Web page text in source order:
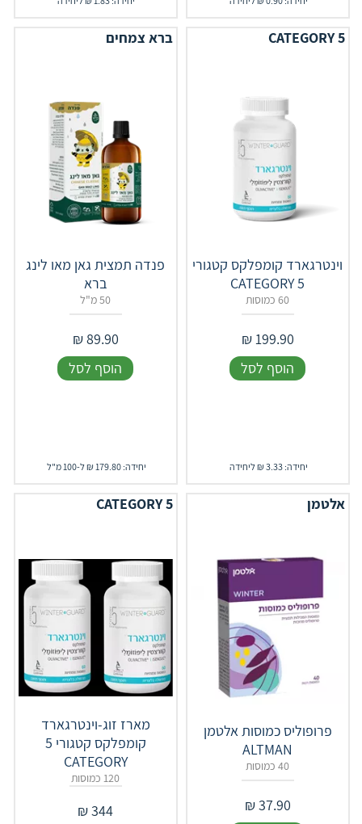
CATEGORY 5
וינטרגארד קומפלקס קטגורי
5 CATEGORY
60 כמוסות
199.90
₪
הוסף לסל
יחידה: 3.33 ₪ ליחידה
ברא צמחים
פנדה תמצית גאן מאו לינג
ברא
50 מ"ל
89.90
₪
הוסף לסל
יחידה: 179.80 ₪ ל-100 מ"ל
אלטמן
פרופוליס כמוסות אלטמן
ALTMAN
40 כמוסות
37.90
₪
CATEGORY 5
מארז זוג-וינטרגארד
קומפלקס קטגורי 5
CATEGORY
120 כמוסות
344
₪